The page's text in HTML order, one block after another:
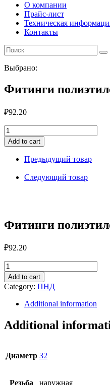
О компании
Прайс-лист
Техническая
Контакты
Выбрано:
Фитинги
₽92.20
Фитинги
полиэтиленовые
отвод
нар.
резьба
Add to cart
Предыдущий товар
Следующий товар
Фитинги
₽92.20
Фитинги
полиэтиленовые
отвод
нар.
резьба
32
x
Add to cart
Category: ПНД
Additional information
Additional
Диаметр 32
Резьба наружная